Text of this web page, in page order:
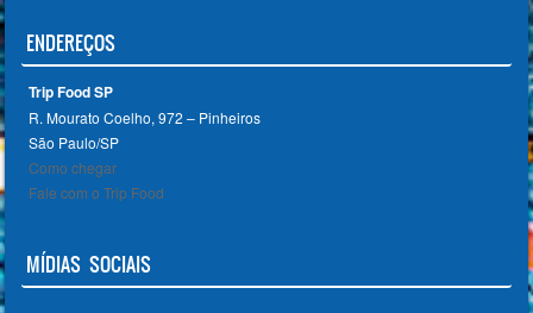
ENDEREÇOS
Trip Food SP
R. Mourato Coelho, 972 – Pinheiros
São Paulo/SP ‎
Como chegar
Fale com o Trip Food
MÍDIAS SOCIAIS